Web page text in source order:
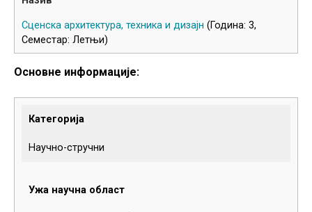
Сценска архитектура, техника и дизајн (Година: 3,
Семестар: Летњи)
Основне информације:
Категорија
Научно-стручни
Ужа научна област